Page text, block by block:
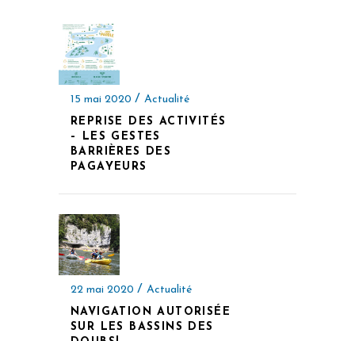
15 mai 2020
Actualité
REPRISE DES ACTIVITÉS
– LES GESTES
BARRIÈRES DES
PAGAYEURS
22 mai 2020
Actualité
NAVIGATION AUTORISÉE
SUR LES BASSINS DES